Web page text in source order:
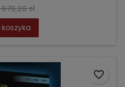
678,26 zł
favorite_border